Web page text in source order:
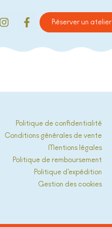
Réserver un atelier
Politique de confidentialité
Conditions générales de vente
Mentions légales
Politique de remboursement
Politique d’expédition
Gestion des cookies